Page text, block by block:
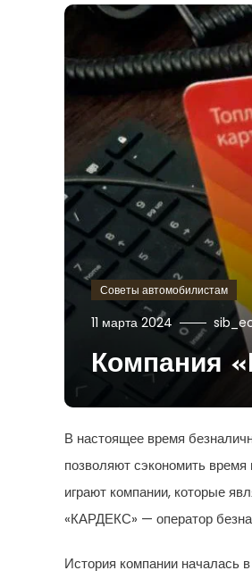
Советы автомобилистам
11 марта 2024
Компания
В настоящее время
позволяют сэкономить
играют компании, которые
«КАРДЕКС» — оператор
История компании началась